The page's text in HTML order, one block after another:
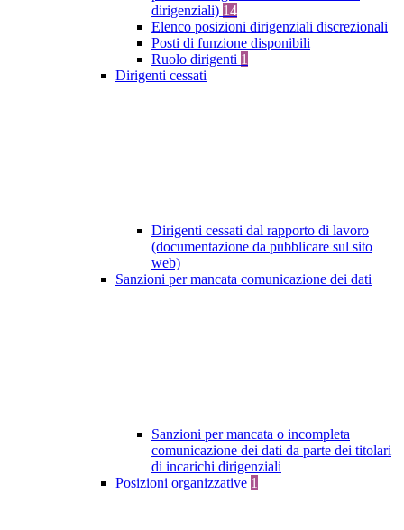
dirigenziali) 14
Elenco posizioni dirigenziali discrezionali
Posti di funzione disponibili
Ruolo dirigenti 1
Dirigenti cessati
Dirigenti cessati dal rapporto di lavoro
(documentazione da pubblicare sul sito
web)
Sanzioni per mancata comunicazione dei dati
Sanzioni per mancata o incompleta
comunicazione dei dati da parte dei titolari
di incarichi dirigenziali
Posizioni organizzative 1